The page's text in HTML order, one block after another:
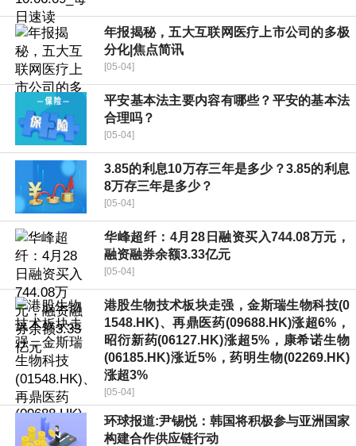
年报揭秘，五大互联网医疗上市公司的多极
分化|焦点简讯
[05-04]
平安基本法主要内容有哪些？平安的基本法
合理吗？
[05-04]
3.85的利息10万存三年是多少？3.85的利息
8万存三年是多少？
[05-04]
华峰超纤：4月28日融资买入744.08万元，
融资融券余额3.33亿元
[05-04]
港股生物技术板块走强，金斯瑞生物科技(0
1548.HK)、再鼎医药(09688.HK)涨超6%，
昭衍新药(06127.HK)涨超5%，康希诺生物
(06185.HK)涨近5%，药明生物(02269.HK)
涨超3%
[05-04]
环球报道:尹锡悦：韩国将积极参与亚洲国家
构建合作供应链行动